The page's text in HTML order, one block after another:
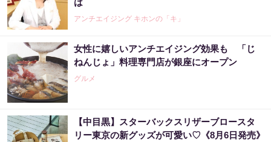
アンチエイジング キホンの「キ」
女性に嬉しいアンチエイジング効果も 「じ
ねんじょ」料理専門店が銀座にオープン
グルメ
【中目黒】スターバックスリザーブロースタ
リー東京の新グッズが可愛い♡《8月6日発売》